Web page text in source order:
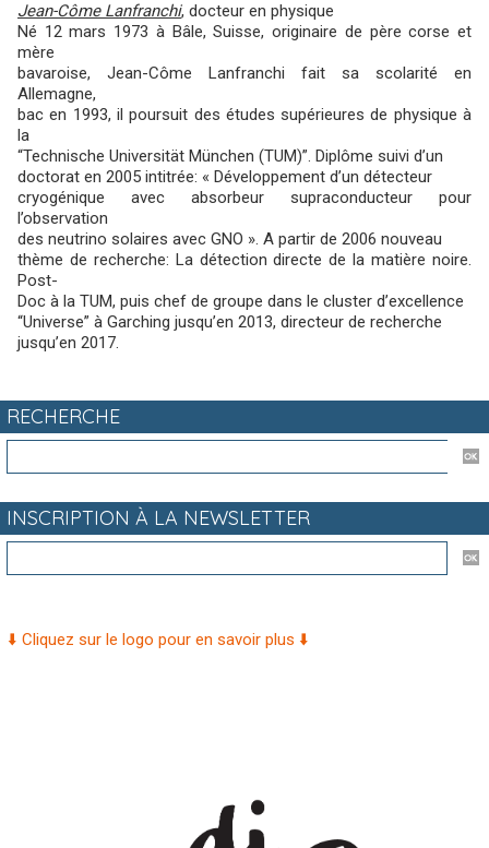
Jean-Côme Lanfranchi, docteur en physique
Né 12 mars 1973 à Bâle, Suisse, originaire de père corse et
mère
bavaroise, Jean-Côme Lanfranchi fait sa scolarité en
Allemagne,
bac en 1993, il poursuit des études supérieures de physique à
la
“Technische Universität München (TUM)”. Diplôme suivi d’un
doctorat en 2005 intitrée: « Développement d’un détecteur
cryogénique avec absorbeur supraconducteur pour
l’observation
des neutrino solaires avec GNO ». A partir de 2006 nouveau
thème de recherche: La détection directe de la matière noire.
Post-
Doc à la TUM, puis chef de groupe dans le cluster d’excellence
“Universe” à Garching jusqu’en 2013, directeur de recherche
jusqu’en 2017.
RECHERCHE
INSCRIPTION À LA NEWSLETTER
⬇️ Cliquez sur le logo pour en savoir plus ⬇️